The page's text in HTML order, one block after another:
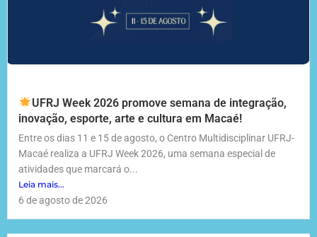
UFRJ Week 2026 promove semana de integração,
inovação, esporte, arte e cultura em Macaé!
Entre os dias 11 e 15 de agosto, o Centro Multidisciplinar UFRJ-
Macaé realiza a UFRJ Week 2026, uma semana especial de
atividades que marcará o...
Leia mais...
6 de agosto de 2026